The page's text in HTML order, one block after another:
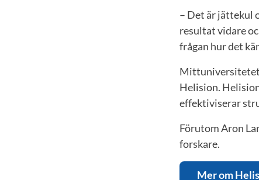
– Det är jättekul
resultat vidare
frågan hur det
Mittuniversitetet
Helision.
effektiviserar
Förutom Aron
forskare.
Mer om